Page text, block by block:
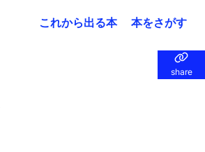
これから出る本 本をさがす
share
share